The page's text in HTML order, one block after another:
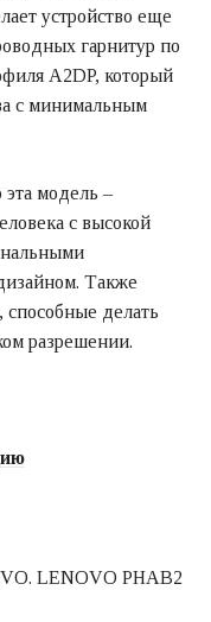
устройство еще
гарнитур по
A2DP, который
с минимальным
модель –
с высокой
Также
делать
разрешении.